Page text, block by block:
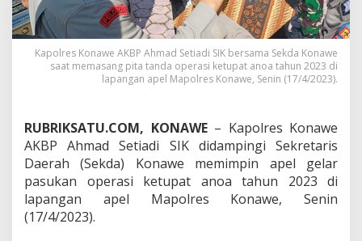
k
d
a
P
i
m
n
A
p
l
Kapolres Konawe AKBP Ahmad Setiadi SIK bersama Sekda Konawe
saat memasang pita tanda operasi ketupat anoa tahun 2023 di
lapangan apel Mapolres Konawe, Senin (17/4/2023).
RUBRIKSATU.COM, KONAWE– Kapolres Konawe
AKBP Ahmad Setiadi SIK didampingi Sekretaris
Daerah (Sekda) Konawe memimpin apel gelar
pasukan operasi ketupat anoa tahun 2023 di
lapangan apel Mapolres Konawe, Senin
(17/4/2023).